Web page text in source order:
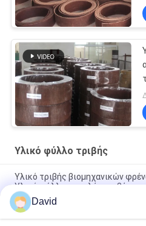
Υλικό φύλλο τριβής
Υλικό τριβής βιομηχανικών
Υλικό φύλλου υψηλής τριβής
Υλική τριβή φύλλων τριβής
που ευθυγραμμίζει την υψηλή
David